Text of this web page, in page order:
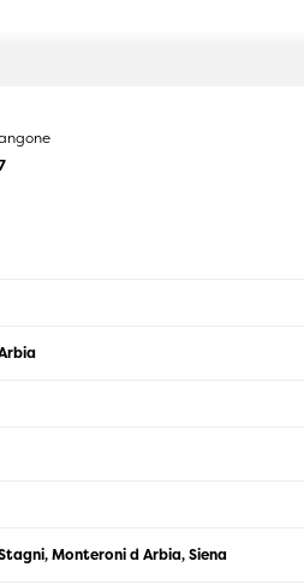
Monteroni d Arbia, Siena